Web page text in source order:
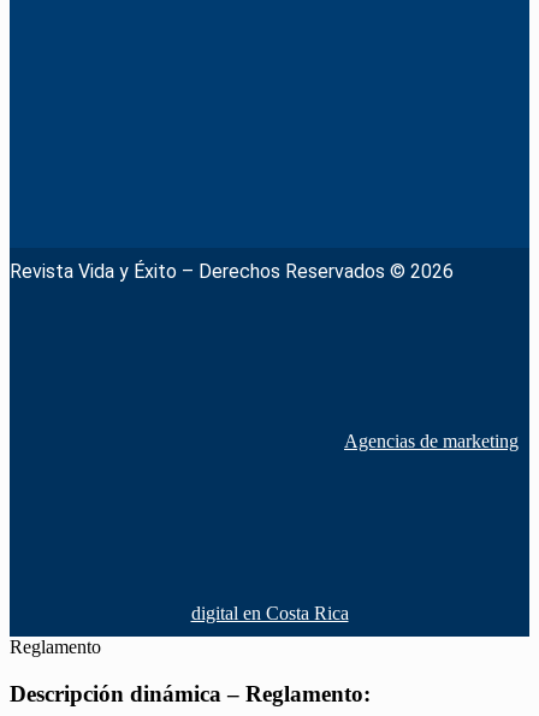
Revista Vida y Éxito – Derechos Reservados © 2026
Agencias de marketing
digital en Costa Rica
Reglamento
Descripción dinámica – Reglamento: